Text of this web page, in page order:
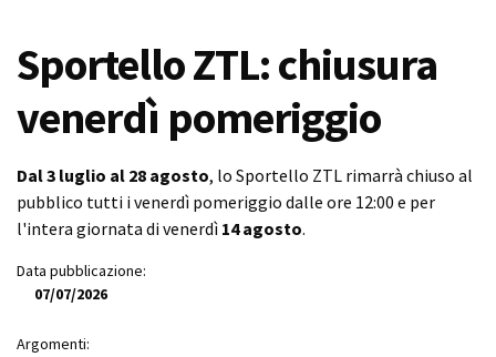
Sportello ZTL: chiusura
venerdì pomeriggio
Dal 3 luglio al 28 agosto, lo Sportello ZTL rimarrà chiuso al
pubblico tutti i venerdì pomeriggio dalle ore 12:00 e per
l'intera giornata di venerdì 14 agosto.
Data pubblicazione:
07/07/2026
Argomenti: